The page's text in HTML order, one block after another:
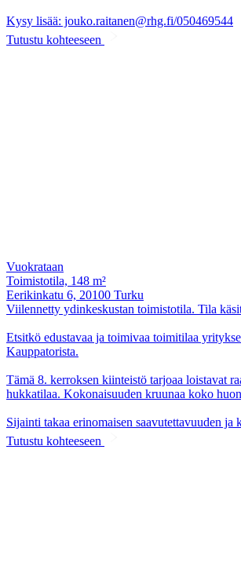
Kysy lisää: jouko.raitanen@rhg.fi/050469544
Tutustu kohteeseen
Vuokrataan
Toimistotila, 148 m²
Eerikinkatu 6, 20100 Turku
Viilennetty ydinkeskustan toimistotila. Tila
Etsitkö edustavaa ja toimivaa toimitilaa
Kauppatorista.
Tämä 8. kerroksen kiinteistö tarjoaa loistavat
hukkatilaa. Kokonaisuuden kruunaa koko
Sijainti takaa erinomaisen saavutettavuuden
Tutustu kohteeseen